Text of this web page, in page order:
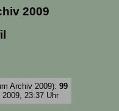
2009
Archiv 2009): 99
23:37 Uhr